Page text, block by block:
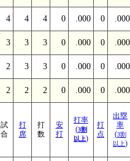
4 4 4 0 .000 0 .000
3 3 3 0 .000 0 .000
2 3 3 0 .000 0 .000
2 2 2 0 .000 0 .000
試
合
打
席
打
数
安
打
打率
(3割
以上)
打
点
出塁
率
(3割
以上)